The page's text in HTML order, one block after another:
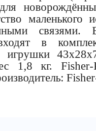
маленького
в
игрушки
1,8 кг.